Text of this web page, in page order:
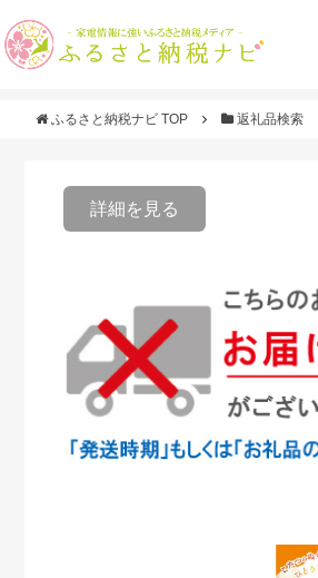
ふるさと納税ナビ TOP 返礼品検索
詳細を見る